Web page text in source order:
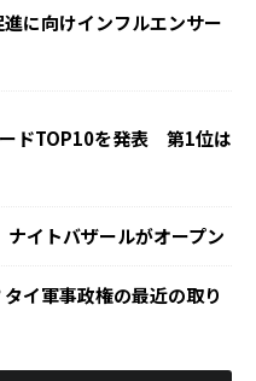
に向けインフルエンサー
ドTOP10を発表 第1位は
ナイトバザールがオープン
イ軍事政権の最近の取り